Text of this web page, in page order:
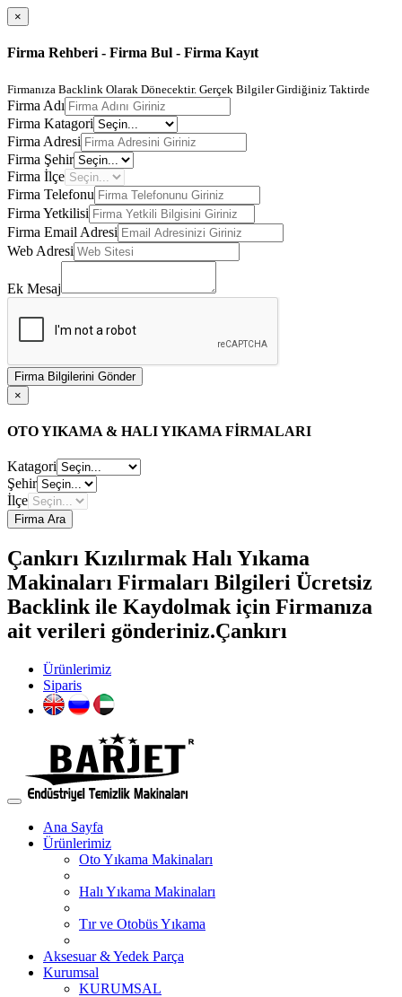
×
Firma Rehberi - Firma Bul - Firma Kayıt
Firmanıza Backlink Olarak Dönecektir. Gerçek Bilgiler Girdiğiniz Taktirde
Firma Adı
Firma Katagori
Firma Adresi
Firma Şehir
Firma İlçe
Firma Telefonu
Firma Yetkilisi
Firma Email Adresi
Web Adresi
Ek Mesaj
Firma Bilgilerini Gönder
×
OTO YIKAMA & HALI YIKAMA FİRMALARI
Katagori
Şehir
İlçe
Firma Ara
Çankırı Kızılırmak Halı Yıkama
Makinaları Firmaları Bilgileri Ücretsiz
Backlink ile Kaydolmak için Firmanıza
ait verileri gönderiniz.Çankırı
Ürünlerimiz
Siparis
Ana Sayfa
Ürünlerimiz
Oto Yıkama Makinaları
Halı Yıkama Makinaları
Tır ve Otobüs Yıkama
Aksesuar & Yedek Parça
Kurumsal
KURUMSAL